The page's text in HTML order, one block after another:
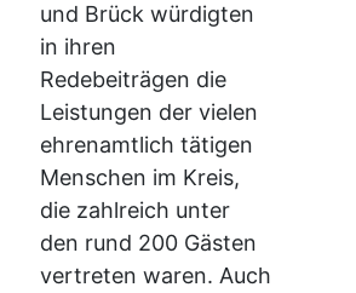
und Brück würdigten
in ihren
Redebeiträgen die
Leistungen der vielen
ehrenamtlich tätigen
Menschen im Kreis,
die zahlreich unter
den rund 200 Gästen
vertreten waren. Auch